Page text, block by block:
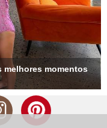
momentos